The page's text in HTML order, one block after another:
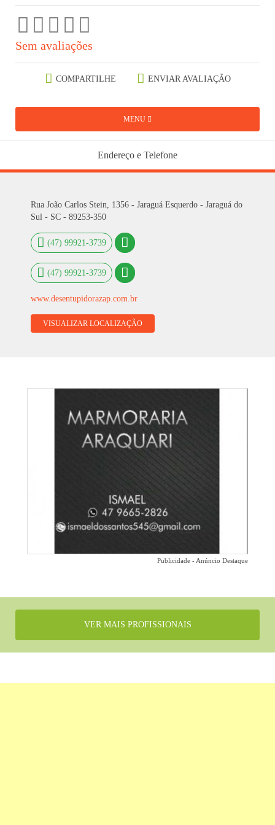
Sem avaliações
COMPARTILHE ENVIAR AVALIAÇÃO
MENU
Endereço e Telefone
Rua João Carlos Stein, 1356 - Jaraguá Esquerdo - Jaraguá do
Sul - SC - 89253-350
(47) 99921-3739
(47) 99921-3739
www.desentupidorazap.com.br
VISUALIZAR LOCALIZAÇÃO
Publicidade - Anúncio Destaque
VER MAIS PROFISSIONAIS